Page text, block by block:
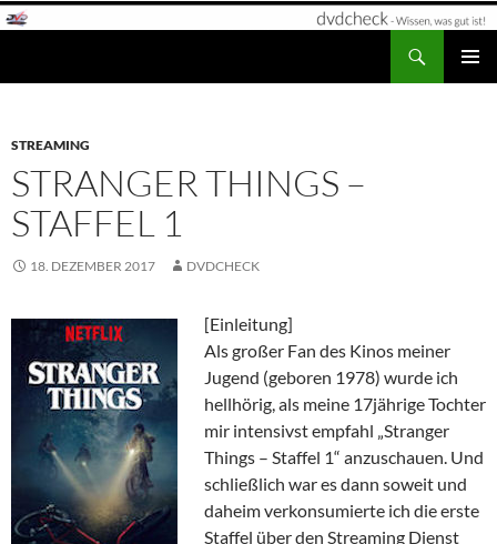
Zum
STREAMING
STRANGER THINGS –
STAFFEL 1
18. DEZEMBER 2017 DVDCHECK
[Einleitung]
Als großer Fan des Kinos meiner
Jugend (geboren 1978) wurde ich
hellhörig, als meine 17jährige Tochter
mir intensivst empfahl „Stranger
Things – Staffel 1“ anzuschauen. Und
schließlich war es dann soweit und
daheim verkonsumierte ich die erste
Staffel über den Streaming Dienst